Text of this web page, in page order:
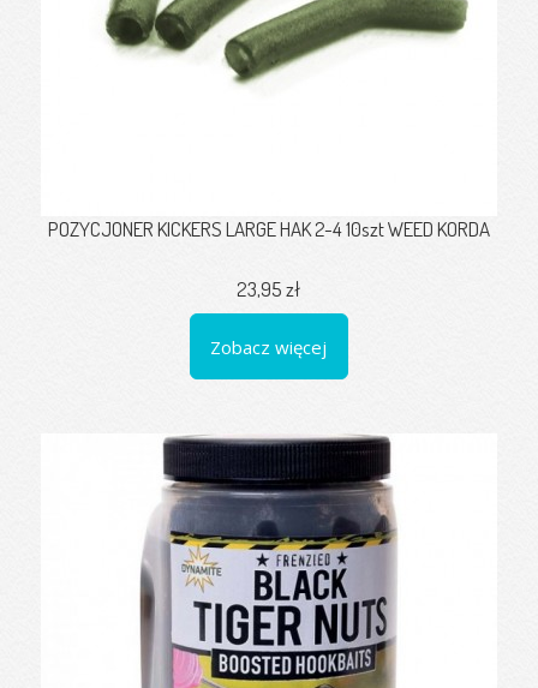
POZYCJONER KICKERS LARGE HAK 2-4 10szt WEED KORDA
23,95 zł
Zobacz więcej